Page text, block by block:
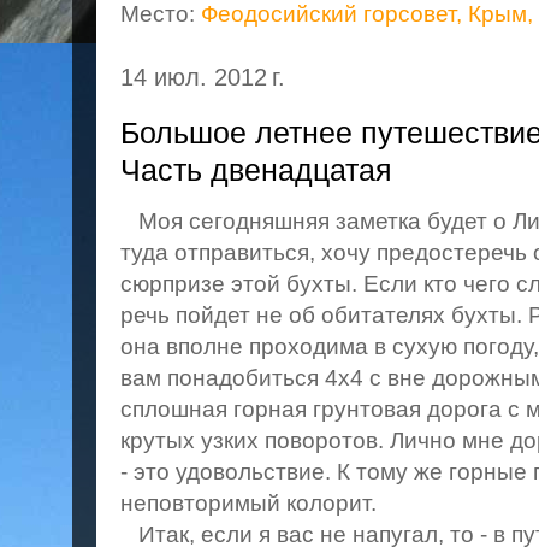
Место: Феодосийский горсовет, Крым,
14 июл. 2012 г.
Большое летнее
Часть двенадцатая
Моя сегодняшняя заметка будет о
туда отправиться, хочу
сюрпризе этой бухты. Если кто чего
речь пойдет не об обитателях бухты.
она вполне проходима в сухую
вам понадобиться 4х4 с вне
сплошная горная грунтовая дорога
крутых узких поворотов. Лично мне
- это удовольствие. К тому же
неповторимый колорит.
Итак, если я вас не напугал, то - в